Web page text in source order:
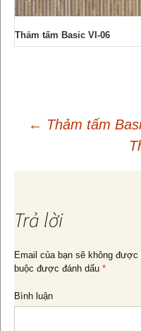
Thảm tấm Basic VI-06
hướng
bài
viết
← Thảm tấm
Trả lời
Email của bạn sẽ không được
buộc được đánh dấu *
Bình luận